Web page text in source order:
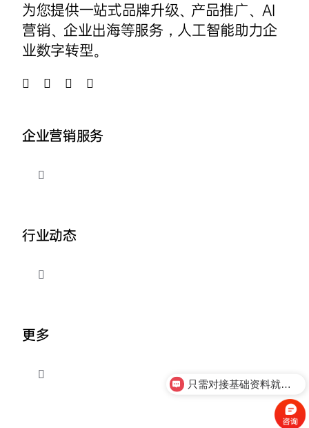
为您提供一站式品牌升级、产品推广、AI
营销、企业出海等服务，人工智能助力企
业数字转型。
企业营销服务
切
航
行业动态
切
航
更多
切
只需对接基础资料就可以吗